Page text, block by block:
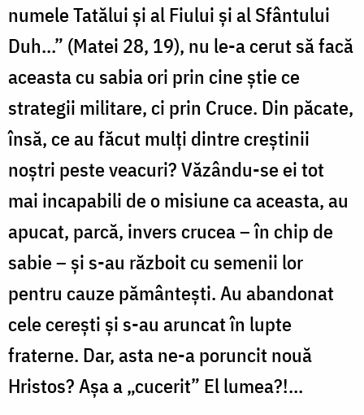
numele Tatălui și al Fiului și al Sfântului
Duh…” (Matei 28, 19), nu le-a cerut să facă
aceasta cu sabia ori prin cine știe ce
strategii militare, ci prin Cruce. Din păcate,
însă, ce au făcut mulți dintre creștinii
noștri peste veacuri? Văzându-se ei tot
mai incapabili de o misiune ca aceasta, au
apucat, parcă, invers crucea – în chip de
sabie – și s-au războit cu semenii lor
pentru cauze pământești. Au abandonat
cele cerești și s-au aruncat în lupte
fraterne. Dar, asta ne-a poruncit nouă
Hristos? Așa a „cucerit” El lumea?!…